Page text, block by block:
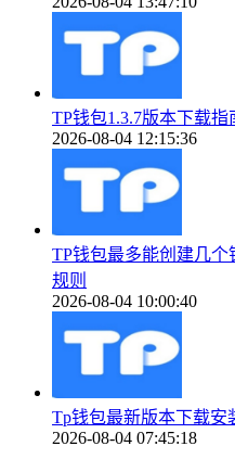
TP钱包1.3.7版本下载
2026-08-04 12:15:36
TP钱包最多能创建几
规则
2026-08-04 10:00:40
Tp钱包最新版本下载安
2026-08-04 07:45:18